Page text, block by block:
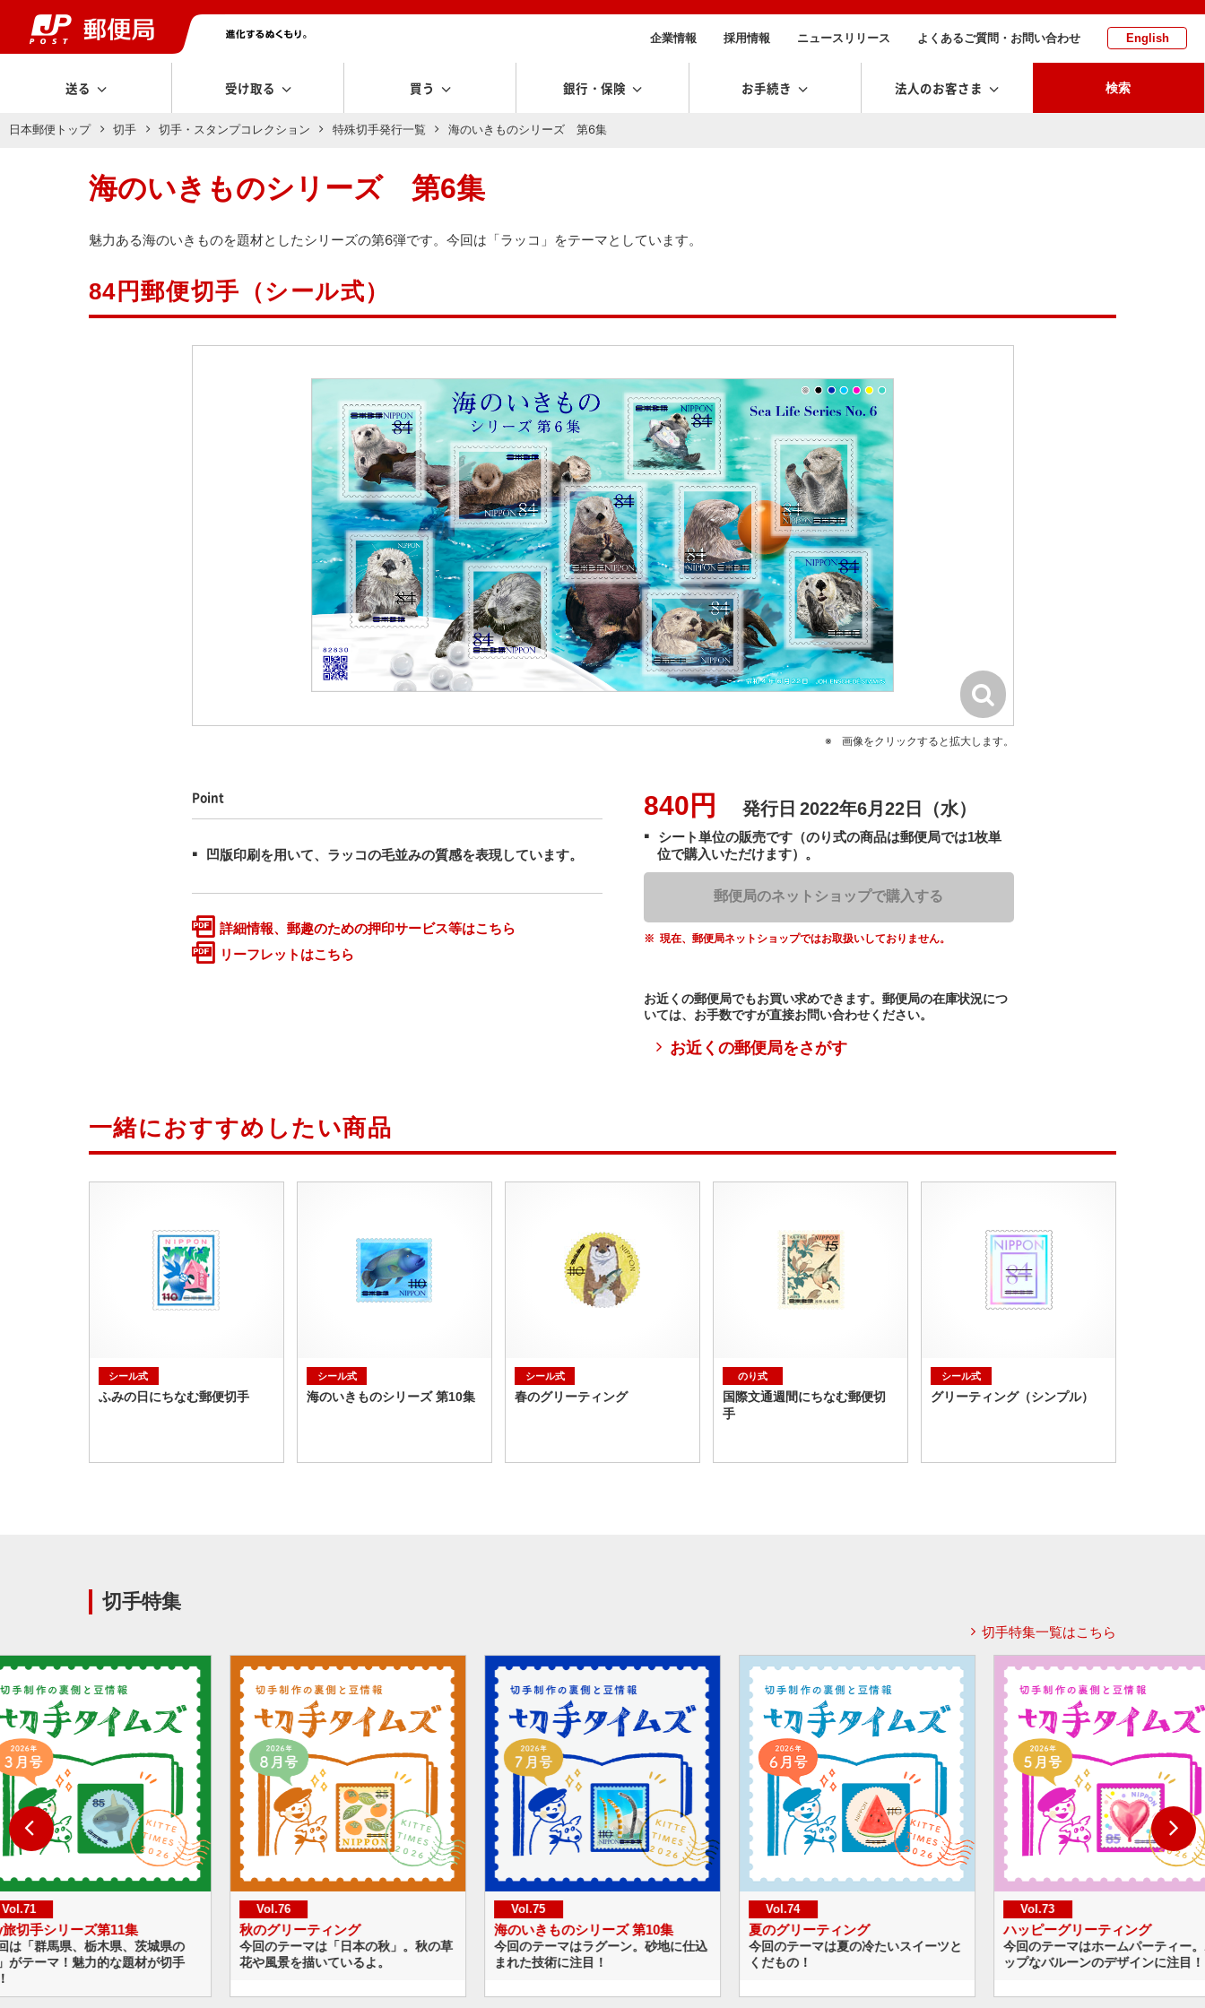
企業情報 採用情報 ニュースリリース よくあるご質問・お問い合わせ English
送る 受け取る 買う 銀行・保険 お手続き 法人のお客さま 検索
日本郵便トップ 切手 切手・スタンプコレクション 特殊切手発行一覧 海のいきものシリーズ 第6集
海のいきものシリーズ 第6集
魅力ある海のいきものを題材としたシリーズの第6弾です。今回は「ラッコ」をテーマとしています。
84円郵便切手（シール式）
画像をクリックすると拡大します。
Point
凹版印刷を用いて、ラッコの毛並みの質感を表現しています。
詳細情報、郵趣のための押印サービス等はこちら
リーフレットはこちら
840円 発行日 2022年6月22日（水）
シート単位の販売です（のり式の商品は郵便局では1枚単
位で購入いただけます）。
郵便局のネットショップで購入する
現在、郵便局ネットショップではお取扱いしておりません。
お近くの郵便局でもお買い求めできます。郵便局の在庫状況につ
いては、お手数ですが直接お問い合わせください。
お近くの郵便局をさがす
一緒におすすめしたい商品
シール式
ふみの日にちなむ郵便切手
シール式
海のいきものシリーズ 第10集
シール式
春のグリーティング
のり式
国際文通週間にちなむ郵便切
手
シール式
グリーティング（シンプル）
切手特集
切手特集一覧はこちら
Vol.76
秋のグリーティング
今回のテーマは「日本の秋」。秋の草
花や風景を描いているよ。
Vol.75
海のいきものシリーズ 第10集
今回のテーマはラグーン。砂地に仕込
まれた技術に注目！
Vol.74
夏のグリーティング
今回のテーマは夏の冷たいスイーツと
くだもの！
Vol.73
ハッピーグリーティング
今回のテーマはホームパーティー。ポ
ップなバルーンのデザインに注目！
Vol.72
世界獣医師会大会2026（東
たくさんの動物が描かれたデ
題材選びや作画の工夫をご紹